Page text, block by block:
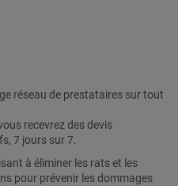
réseau de prestataires sur tout
recevrez des devis
7 jours sur 7.
à éliminer les rats et les
pour prévenir les dommages